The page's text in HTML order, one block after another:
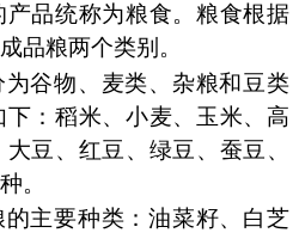
品统称为粮食。粮食根据
品粮两个类别。
谷物、麦类、杂粮和豆类
：稻米、小麦、玉米、高
豆、红豆、绿豆、蚕豆、
。
主要种类：油菜籽、白芝